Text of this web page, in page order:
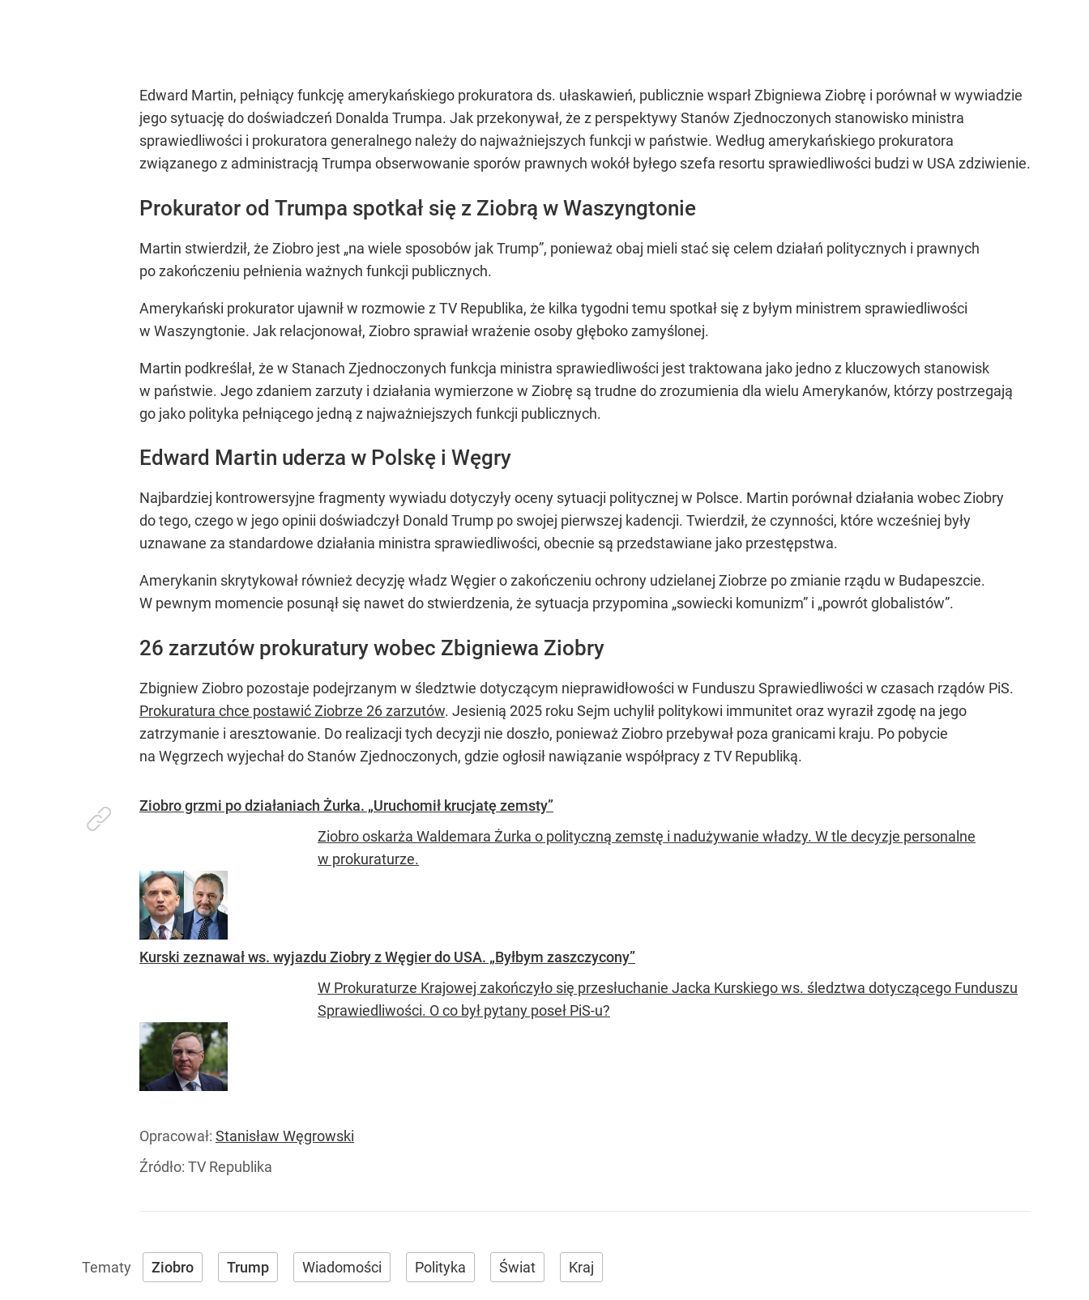
Edward Martin, pełniący funkcję amerykańskiego prokuratora ds. ułaskawień, publicznie wsparł Zbigniewa Ziobrę i porównał w wywiadzie
jego sytuację do doświadczeń Donalda Trumpa. Jak przekonywał, że z perspektywy Stanów Zjednoczonych stanowisko ministra
sprawiedliwości i prokuratora generalnego należy do najważniejszych funkcji w państwie. Według amerykańskiego prokuratora
związanego z administracją Trumpa obserwowanie sporów prawnych wokół byłego szefa resortu sprawiedliwości budzi w USA zdziwienie.
Prokurator od Trumpa spotkał się z Ziobrą w Waszyngtonie
Martin stwierdził, że Ziobro jest „na wiele sposobów jak Trump”, ponieważ obaj mieli stać się celem działań politycznych i prawnych
po zakończeniu pełnienia ważnych funkcji publicznych.
Amerykański prokurator ujawnił w rozmowie z TV Republika, że kilka tygodni temu spotkał się z byłym ministrem sprawiedliwości
w Waszyngtonie. Jak relacjonował, Ziobro sprawiał wrażenie osoby głęboko zamyślonej.
Martin podkreślał, że w Stanach Zjednoczonych funkcja ministra sprawiedliwości jest traktowana jako jedno z kluczowych stanowisk
w państwie. Jego zdaniem zarzuty i działania wymierzone w Ziobrę są trudne do zrozumienia dla wielu Amerykanów, którzy postrzegają
go jako polityka pełniącego jedną z najważniejszych funkcji publicznych.
Edward Martin uderza w Polskę i Węgry
Najbardziej kontrowersyjne fragmenty wywiadu dotyczyły oceny sytuacji politycznej w Polsce. Martin porównał działania wobec Ziobry
do tego, czego w jego opinii doświadczył Donald Trump po swojej pierwszej kadencji. Twierdził, że czynności, które wcześniej były
uznawane za standardowe działania ministra sprawiedliwości, obecnie są przedstawiane jako przestępstwa.
Amerykanin skrytykował również decyzję władz Węgier o zakończeniu ochrony udzielanej Ziobrze po zmianie rządu w Budapeszcie.
W pewnym momencie posunął się nawet do stwierdzenia, że sytuacja przypomina „sowiecki komunizm” i „powrót globalistów”.
26 zarzutów prokuratury wobec Zbigniewa Ziobry
Zbigniew Ziobro pozostaje podejrzanym w śledztwie dotyczącym nieprawidłowości w Funduszu Sprawiedliwości w czasach rządów PiS.
Prokuratura chce postawić Ziobrze 26 zarzutów. Jesienią 2025 roku Sejm uchylił politykowi immunitet oraz wyraził zgodę na jego
zatrzymanie i aresztowanie. Do realizacji tych decyzji nie doszło, ponieważ Ziobro przebywał poza granicami kraju. Po pobycie
na Węgrzech wyjechał do Stanów Zjednoczonych, gdzie ogłosił nawiązanie współpracy z TV Republiką.
Ziobro grzmi po działaniach Żurka. „Uruchomił krucjatę zemsty”
Ziobro oskarża Waldemara Żurka o polityczną zemstę i nadużywanie władzy. W tle decyzje personalne
w prokuraturze.
Kurski zeznawał ws. wyjazdu Ziobry z Węgier do USA. „Byłbym zaszczycony”
W Prokuraturze Krajowej zakończyło się przesłuchanie Jacka Kurskiego ws. śledztwa dotyczącego Funduszu
Sprawiedliwości. O co był pytany poseł PiS-u?
Opracował: Stanisław Węgrowski
Źródło: TV Republika
Ziobro Trump Wiadomości Polityka Świat Kraj